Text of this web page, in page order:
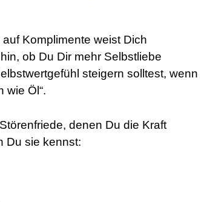
Komplimente weist Dich
ob Du Dir mehr Selbstliebe
steigern solltest, wenn
wie Öl“.
denen Du die Kraft
Du sie kennst: